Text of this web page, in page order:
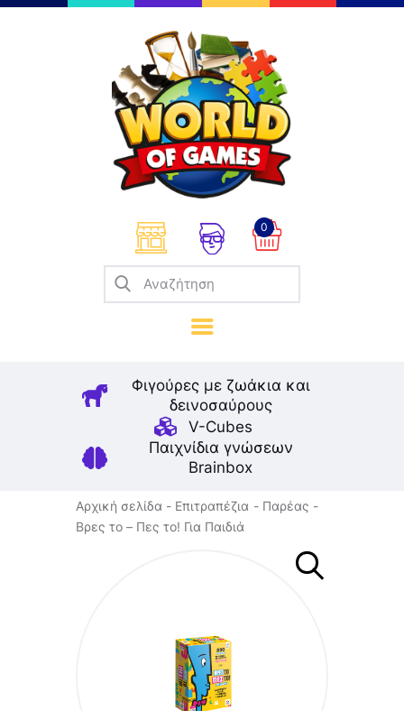
0
Φιγούρες με ζωάκια και
δεινοσαύρους
V-Cubes
Παιχνίδια γνώσεων
Brainbox
Επιτραπέζια
Παζλ
Παιχνίδια Καρτών
Σπαζοκεφαλιές
Κατασκευές
Καλλιτεχνικά
Μοντελισμός
Βιβλία
Παιχνίδια Ρόλων
Αρχική σελίδα Επιτραπέζια
Παρέας
Βρες το – Πες το! Για Παιδιά